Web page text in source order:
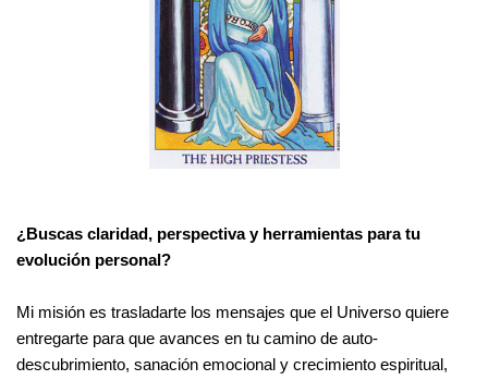
¿Buscas claridad, perspectiva y herramientas para tu
evolución personal?
Mi misión es trasladarte los mensajes que el Universo quiere
entregarte para que avances en tu camino de auto-
descubrimiento, sanación emocional y crecimiento espiritual,